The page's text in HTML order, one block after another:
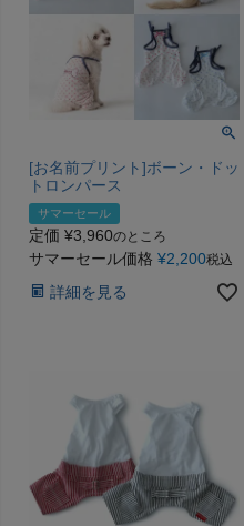
[お名前プリント]ボーン・ドッ
トロンパース
サマーセール
定価 ¥3,960のところ
サマーセール価格 ¥2,200税込
詳細を見る